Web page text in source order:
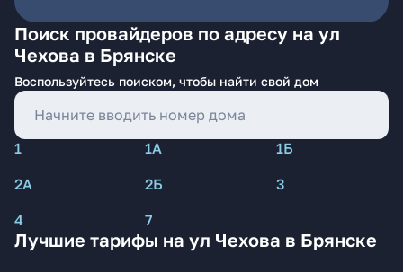
Поиск провайдеров по адресу на ул
Чехова в Брянске
Воспользуйтесь поиском, чтобы найти свой дом
1 1А
1Б
2А
2Б
3
4
7
Лучшие тарифы на ул Чехова в Брянске